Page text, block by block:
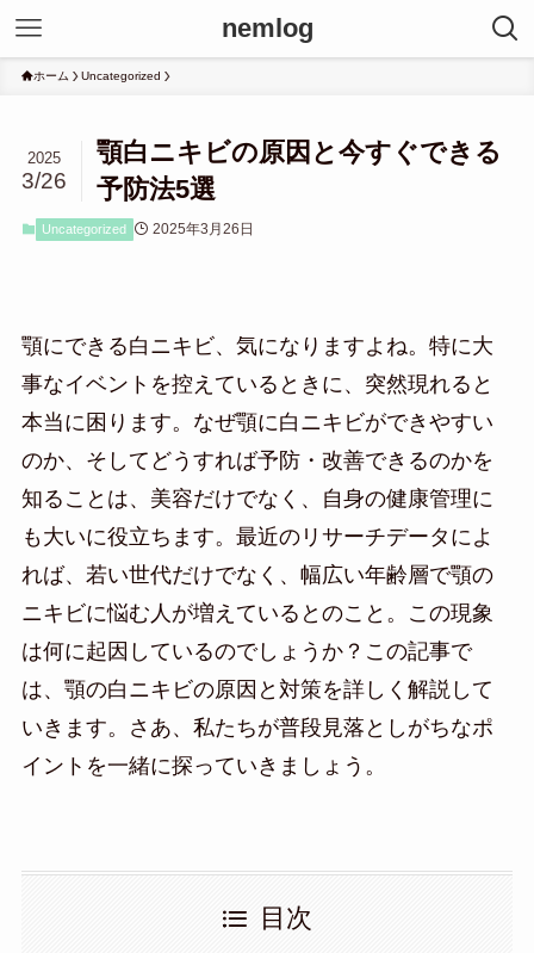
nemlog
ホーム Uncategorized
顎白ニキビの原因と今すぐできる
予防法5選
2025
3/26
Uncategorized 2025年3月26日
顎にできる白ニキビ、気になりますよね。特に大
事なイベントを控えているときに、突然現れると
本当に困ります。なぜ顎に白ニキビができやすい
のか、そしてどうすれば予防・改善できるのかを
知ることは、美容だけでなく、自身の健康管理に
も大いに役立ちます。最近のリサーチデータによ
れば、若い世代だけでなく、幅広い年齢層で顎の
ニキビに悩む人が増えているとのこと。この現象
は何に起因しているのでしょうか？この記事で
は、顎の白ニキビの原因と対策を詳しく解説して
いきます。さあ、私たちが普段見落としがちなポ
イントを一緒に探っていきましょう。
目次